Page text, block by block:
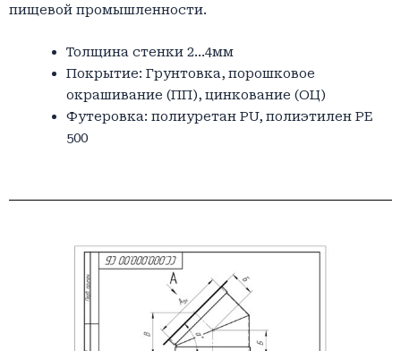
пищевой промышленности.
Толщина стенки 2…4мм
Покрытие: Грунтовка, порошковое
окрашивание (ПП), цинкование (ОЦ)
Футеровка: полиуретан PU, полиэтилен PE
500